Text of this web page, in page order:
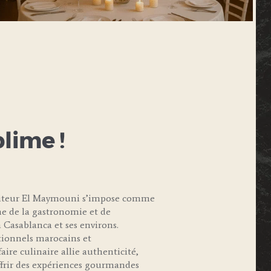
!
El Maymouni s’impose comme
de la gastronomie et de
et ses environs.
marocains et
culinaire allie authenticité,
des expériences gourmandes